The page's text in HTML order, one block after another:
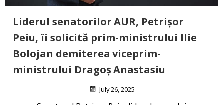
Liderul senatorilor AUR, Petrișor
Peiu, îi solicită prim-ministrului Ilie
Bolojan demiterea viceprim-
ministrului Dragoș Anastasiu
July 26, 2025